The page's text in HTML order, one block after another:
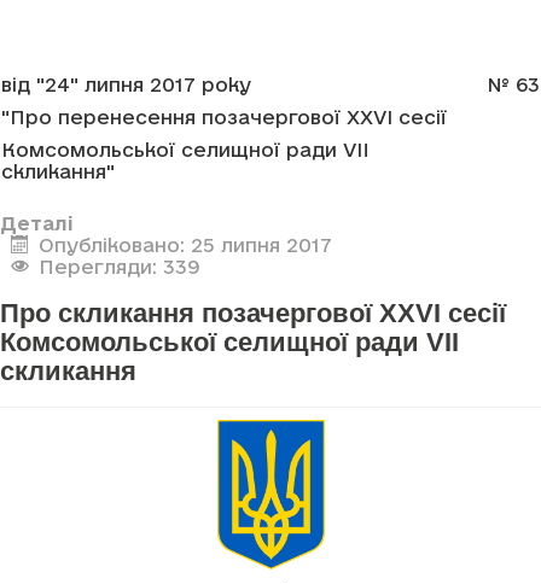
від "24" липня 2017 року
"Про перенесення позачергової XXVI сесії
Комсомольської селищної ради VII
скликання"
№ 63
Деталі
Опубліковано: 25 липня 2017
Перегляди: 339
Про скликання позачергової XXVI сесії
Комсомольської селищної ради VII
скликання